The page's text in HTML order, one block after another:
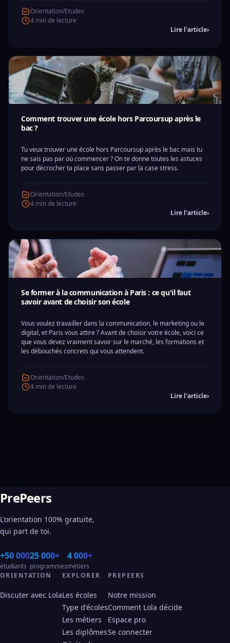
Orientation/Etudes
4 min de lecture
Lire l'article›
Comment trouver une école hors Parcoursup après le
bac ?
Tu veux trouver une école hors Parcoursup après le bac mais tu
ne sais pas par où commencer ? On te donne toutes les astuces
pour décrocher ta place sans passer par la case stress.
Orientation/Etudes
4 min de lecture
Lire l'article›
Se former à la communication à Paris : ce qu'il faut
savoir avant de choisir son école
Vous voulez travailler dans la communication, le marketing ou le
digital, et Paris vous attire ? Avant de choisir votre école, voici ce
que vous devez vraiment savoir sur le marché, les formations et
les débouchés concrets qui vous attendent.
Orientation/Etudes
4 min de lecture
Lire l'article›
PrePeers
L'orientation 100% gratuite,
qui part de toi.
+50 000
étudiants
25 000+
programmes
4 000+
métiers
ORIENTATION
Discuter avec Lola
EXPLORER
Les écoles
Type d'écoles
Les métiers
Les diplômes
PREPEERS
Notre mission
Comment Lola décide
Espace pro
Se connecter